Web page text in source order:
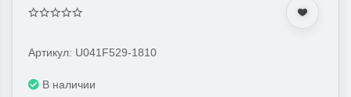
Артикул: U041F529-1810
В наличии